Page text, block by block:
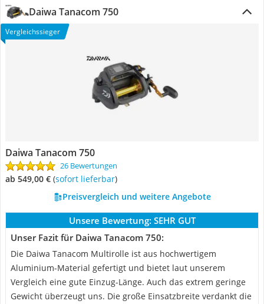
Daiwa Tanacom 750
Vergleichssieger
Daiwa Tanacom 750
26 Bewertungen
ab 549,00 € ( Sofort lieferbar)
Preisvergleich und weitere Angebote
Unsere Bewertung: SEHR GUT
Unser Fazit für Daiwa Tanacom 750:
Die Daiwa Tanacom Multirolle ist aus hochwertigem
Aluminium-Material gefertigt und bietet laut unserem
Vergleich eine gute Einzug-Länge. Auch das extrem geringe
Gewicht überzeugt uns. Die große Einsatzbreite verdankt die